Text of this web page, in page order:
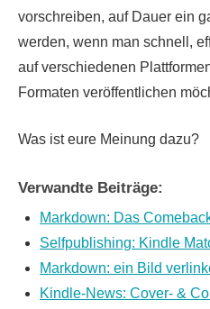
vorschreiben, auf Dauer ein
werden, wenn man schnell,
auf verschiedenen
Formaten veröffentlichen
Was ist eure Meinung dazu?
Verwandte Beiträge:
Markdown: Das
Selfpublishing: Kindle
Markdown: ein Bild
Kindle-News: Cover- &